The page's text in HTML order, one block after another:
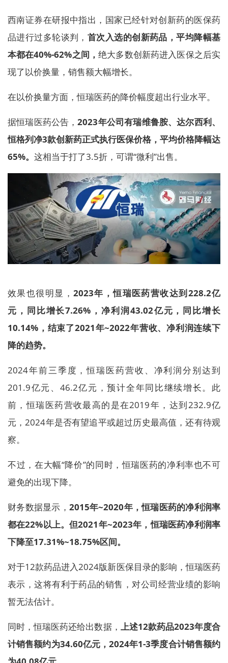
西南证券在研报中指出，国家已经针对创新药的医保药
品进行过多轮谈判， 首次入选的创新药品，平均降幅基
本都在40%-62%之间，绝大多数创新药进入医保之后实
现了以价换量，销售额大幅增长。
在以价换量方面，恒瑞医药的降价幅度超出行业水平。
据恒瑞医药公告，2023年公司有瑞维鲁胺、达尔西利、
恒格列净3款创新药正式执行医保价格，平均价格降幅达
65%。 这相当于打了3.5折，可谓“微利”出售。
效果也很明显， 2023年，恒瑞医药营收达到228.2亿
元，同比增长7.26%，净利润43.02亿元，同比增长
10.14%，结束了2021年~2022年营收、净利润连续下
降的趋势。
2024年前三季度，恒瑞医药营收、净利润分别达到
201.9亿元、46.2亿元，预计全年同比继续增长。此
前，恒瑞医药营收最高的是在2019年，达到232.9亿
元，2024年是否有望追平或超过历史最高值，还有待观
察。
不过，在大幅“降价”的同时，恒瑞医药的净利率也不可
避免的出现下降。
财务数据显示， 2015年~2020年，恒瑞医药的净利润率
都在22%以上。但2021年~2023年，恒瑞医药净利润率
下降至17.31%~18.75%区间。
对于12款药品进入2024版新医保目录的影响，恒瑞医药
表示，这将有利于药品的销售，对公司经营业绩的影响
暂无法估计。
同时，恒瑞医药还给出数据， 上述12款药品2023年度合
计销售额约为34.60亿元，2024年1-3季度合计销售额约